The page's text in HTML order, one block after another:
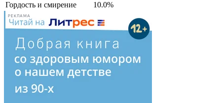
Гордость и смирение
10.0%
РЕКЛАМА